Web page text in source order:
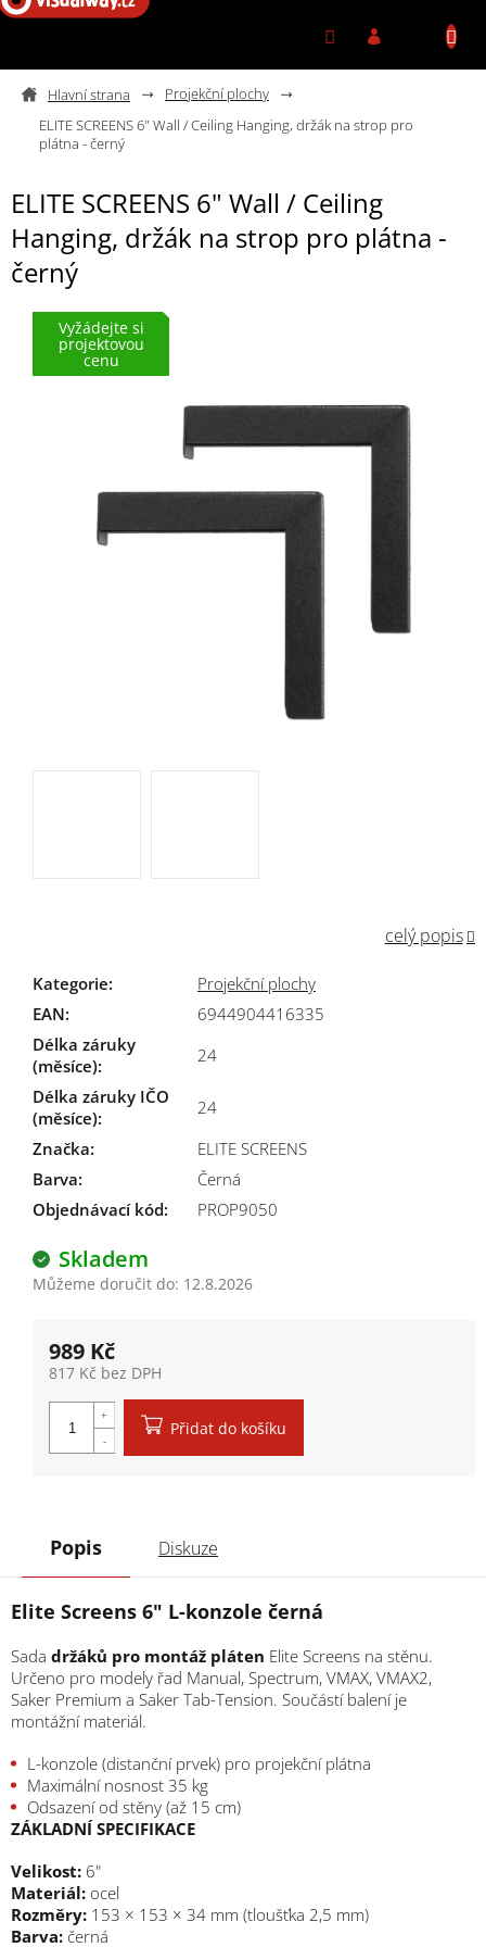
Přejít na obsah
Projekční plochy
ELITE SCREENS 6" Wall / Ceiling Hanging, držák na strop pro
plátna - černý
ELITE SCREENS 6" Wall / Ceiling
Hanging, držák na strop pro plátna -
černý
Vyžádejte si
projektovou
cenu
Skladem
Můžeme doručit do: 12.8.2026
celý popis
Kategorie:
Projekční plochy
EAN:
6944904416335
Délka záruky
(měsíce):
24
Délka záruky IČO
(měsíce):
24
Značka:
ELITE SCREENS
Barva:
Černá
Objednávací kód:
PROP9050
989 Kč
817 Kč bez DPH
Přidat do košíku
Popis Diskuze
Elite Screens 6" L-konzole černá
Sada držáků pro montáž pláten Elite Screens na stěnu.
Určeno pro modely řad Manual, Spectrum, VMAX, VMAX2,
Saker Premium a Saker Tab-Tension. Součástí balení je
montážní materiál.
L-konzole (distanční prvek) pro projekční plátna
Maximální nosnost 35 kg
Odsazení od stěny (až 15 cm)
ZÁKLADNÍ SPECIFIKACE
Velikost: 6"
Materiál: ocel
Rozměry: 153 × 153 × 34 mm (tloušťka 2,5 mm)
Barva: černá